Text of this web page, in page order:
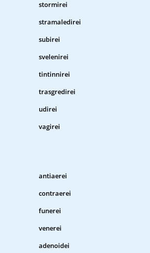
stormirei
stramaledirei
subirei
svelenirei
tintinnirei
trasgredirei
udirei
vagirei
antiaerei
contraerei
funerei
venerei
adenoidei